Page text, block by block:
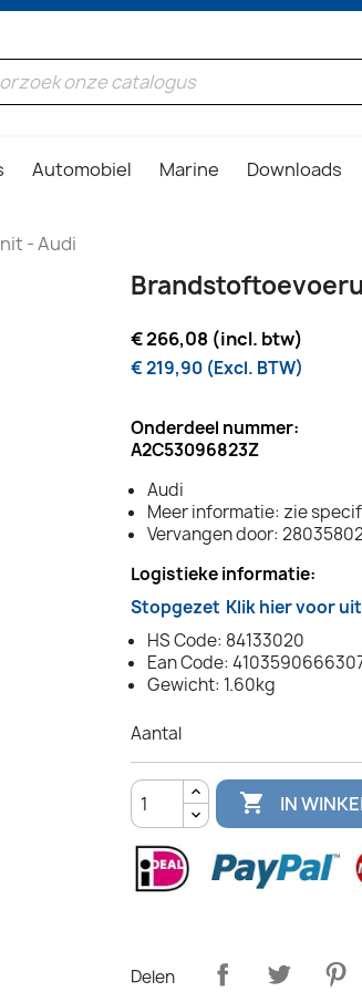
Automobiel Marine Downloads
- Audi
€ 266,08 (incl. btw)
€ 219,90 (Excl. BTW)
Onderdeel nummer:
A2C53096823Z
Audi
Meer informatie: zie
Vervangen door:
Logistieke informatie:
Stopgezet Klik hier voor
HS Code: 84133020
Ean Code:
Gewicht: 1.60kg
Aantal
 IN
Delen